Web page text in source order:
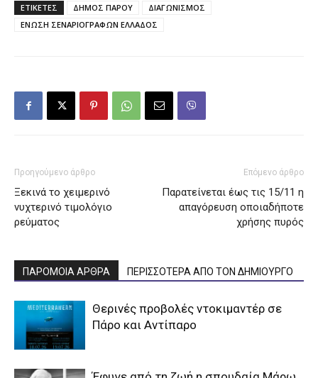
ΕΤΙΚΕΤΕΣ ΔΗΜΟΣ ΠΑΡΟΥ
ΔΙΑΓΩΝΙΣΜΟΣ
ΕΝΩΣΗ ΣΕΝΑΡΙΟΓΡΑΦΩΝ ΕΛΛΑΔΟΣ
Προηγούμενο άρθρο
Ξεκινά το χειμερινό
νυχτερινό τιμολόγιο
ρεύματος
Επόμενο άρθρο
Παρατείνεται έως τις 15/11 η
απαγόρευση οποιαδήποτε
χρήσης πυρός
ΠΑΡΟΜΟΙΑ ΑΡΘΡΑ ΠΕΡΙΣΣΟΤΕΡΑ ΑΠΟ ΤΟΝ ΔΗΜΙΟΥΡΓΟ
Θερινές προβολές ντοκιμαντέρ σε
Πάρο και Αντίπαρο